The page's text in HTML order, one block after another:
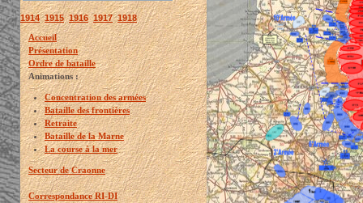
1914 1915 1916 1917 1918
Accueil
Présentation
Ordre de bataille
Animations :
Concentration des armées
Bataille des frontières
Retraite
Bataille de la Marne
La course à la mer
Secteur de Craonne
Correspondance RI-DI